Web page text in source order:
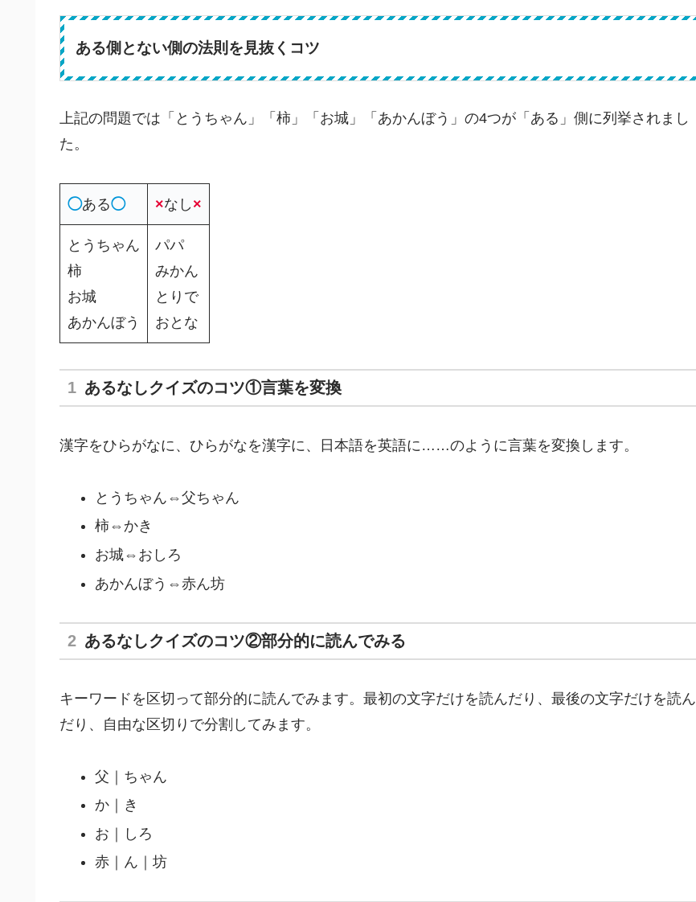
ある側とない側の法則を見抜くコツ
上記の問題では「とうちゃん」「柿」「お城」「あかんぼう」の4つが「ある」側に列挙されまし
た。
◯ある◯ ×なし ×
とうちゃん
柿
お城
あかんぼう
パパ
みかん
とりで
おとな
あるなしクイズのコツ①言葉を変換
漢字をひらがなに、ひらがなを漢字に、日本語を英語に……のように言葉を変換します。
とうちゃん⇔父ちゃん
柿⇔かき
お城⇔おしろ
あかんぼう⇔赤ん坊
あるなしクイズのコツ②部分的に読んでみる
キーワードを区切って部分的に読んでみます。最初の文字だけを読んだり、最後の文字だけを読ん
だり、自由な区切りで分割してみます。
父｜ちゃん
か｜き
お｜しろ
赤｜ん｜坊